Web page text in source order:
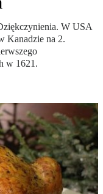
W USA
Kanadzie na 2.
w 1621.